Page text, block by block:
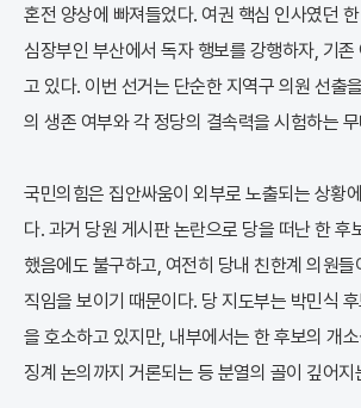
혼전 양상에 빠져들었다. 여권 핵심 인사였던
심장부인 부산에서 독자 행보를 강행하자, 기존
고 있다. 이번 선거는 단순한 지역구 의원 선출
의 생존 여부와 각 정당의 결속력을 시험하는
국민의힘은 집안싸움이 외부로 노출되는 상황
다. 과거 당원 게시판 논란으로 당을 떠난 한 후
했음에도 불구하고, 여전히 당내 친한계 의원
직임을 보이기 때문이다. 당 지도부는 박민식
을 호소하고 있지만, 내부에서는 한 후보의 개
징계 논의까지 거론되는 등 분열의 골이 깊어지